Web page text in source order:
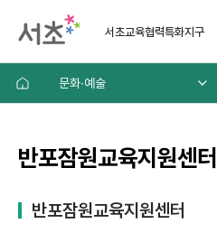
서초교육협력특화지구
문화∙예술
반포잠원교육지원센
반포잠원교육지원센터